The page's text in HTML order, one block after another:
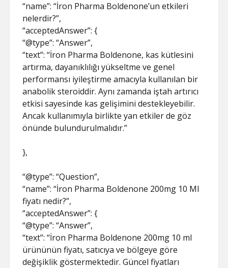
“name”: “İron Pharma Boldenone’un etkileri
nelerdir?”,
“acceptedAnswer”: {
“@type”: “Answer”,
“text”: “İron Pharma Boldenone, kas kütlesini
artırma, dayanıklılığı yükseltme ve genel
performansı iyileştirme amacıyla kullanılan bir
anabolik steroiddir. Aynı zamanda iştah artırıcı
etkisi sayesinde kas gelişimini destekleyebilir.
Ancak kullanımıyla birlikte yan etkiler de göz
önünde bulundurulmalıdır.”
},
“@type”: “Question”,
“name”: “İron Pharma Boldenone 200mg 10 Ml
fiyatı nedir?”,
“acceptedAnswer”: {
“@type”: “Answer”,
“text”: “İron Pharma Boldenone 200mg 10 ml
ürününün fiyatı, satıcıya ve bölgeye göre
değişiklik göstermektedir. Güncel fiyatları